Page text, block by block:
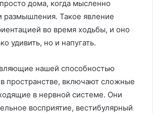
дома, когда мысленно
размышления. Такое явление
во время ходьбы, и оно
удивить, но и напугать.
нашей способностью
пространстве, включают сложные
в нервной системе. Они
восприятие, вестибулярный